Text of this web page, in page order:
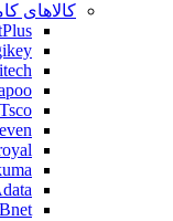
کالاهای
Tsco
Bnet